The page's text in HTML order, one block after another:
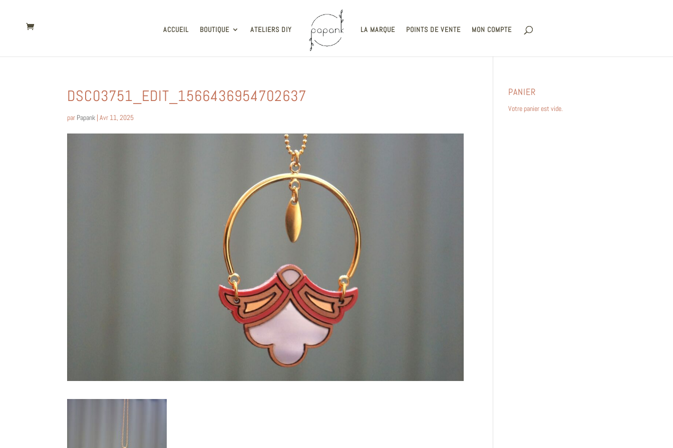
ACCUEIL BOUTIQUE ATELIERS DIY LA MARQUE POINTS DE VENTE MON COMPTE
DSC03751_EDIT_1566436954702637
par Papank |Avr 11, 2025
PANIER
Votre panier est vide.